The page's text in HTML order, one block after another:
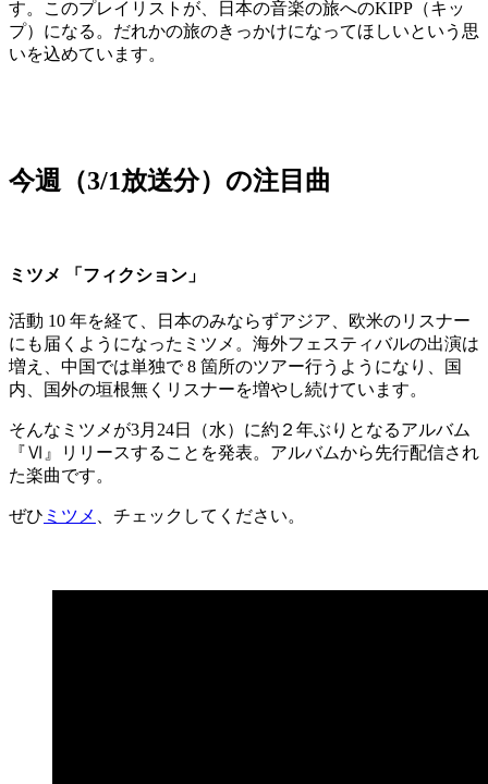
す。このプレイリストが、日本の音楽の旅へのKIPP（キッ
プ）になる。だれかの旅のきっかけになってほしいという思
いを込めています。
今週（3/1放送分）の注目曲
ミツメ 「フィクション」
活動 10 年を経て、日本のみならずアジア、欧米のリスナー
にも届くようになったミツメ。海外フェスティバルの出演は
増え、中国では単独で 8 箇所のツアー行うようになり、国
内、国外の垣根無くリスナーを増やし続けています。
そんなミツメが3月24日（水）に約２年ぶりとなるアルバム
『Ⅵ』リリースすることを発表。アルバムから先行配信され
た楽曲です。
ぜひ ミツメ 、チェックしてください。